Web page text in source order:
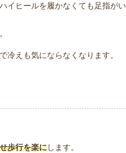
イヒールを履かなくても足指がい
冷えも気にならなくなります。
歩行を楽にします。